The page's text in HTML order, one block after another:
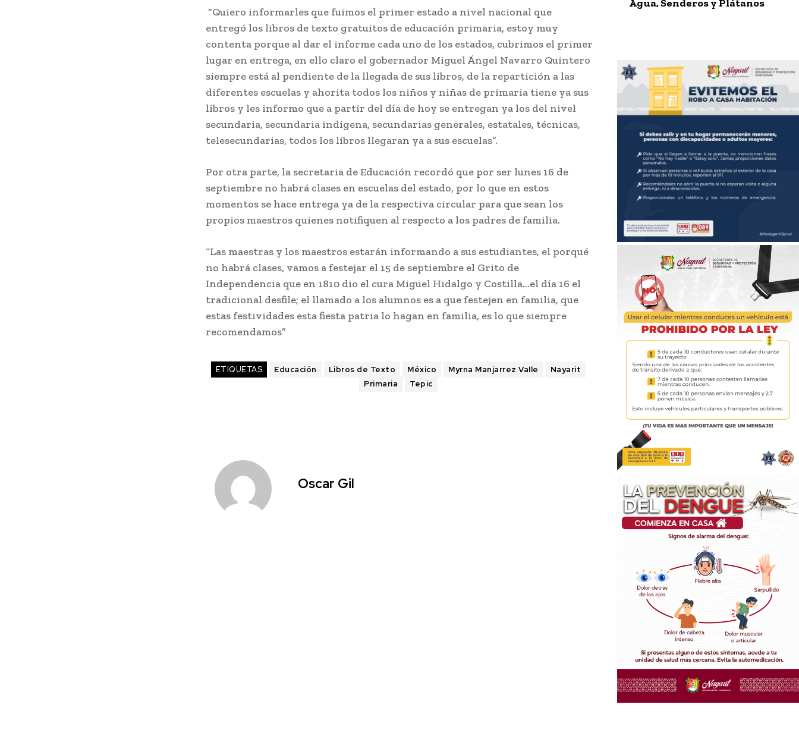
“Quiero informarles que fuimos el primer estado a nivel nacional que
entregó los libros de texto gratuitos de educación primaria, estoy muy
contenta porque al dar el informe cada uno de los estados, cubrimos el primer
lugar en entrega, en ello claro el gobernador Miguel Ángel Navarro Quintero
siempre está al pendiente de la llegada de sus libros, de la repartición a las
diferentes escuelas y ahorita todos los niños y niñas de primaria tiene ya sus
libros y les informo que a partir del día de hoy se entregan ya los del nivel
secundaria, secundaria indígena, secundarias generales, estatales, técnicas,
telesecundarias, todos los libros llegaran ya a sus escuelas”.
Por otra parte, la secretaria de Educación recordó que por ser lunes 16 de
septiembre no habrá clases en escuelas del estado, por lo que en estos
momentos se hace entrega ya de la respectiva circular para que sean los
propios maestros quienes notifiquen al respecto a los padres de familia.
“Las maestras y los maestros estarán informando a sus estudiantes, el porqué
no habrá clases, vamos a festejar el 15 de septiembre el Grito de
Independencia que en 1810 dio el cura Miguel Hidalgo y Costilla…el día 16 el
tradicional desfile; el llamado a los alumnos es a que festejen en familia, que
estas festividades esta fiesta patria lo hagan en familia, es lo que siempre
recomendamos”
ETIQUETAS Educación Libros de Texto México Myrna Manjarrez Valle
Nayarit
Primaria
Tepic
Oscar Gil
Agua, Senderos y Plátanos